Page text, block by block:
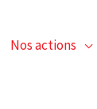
Nos actions